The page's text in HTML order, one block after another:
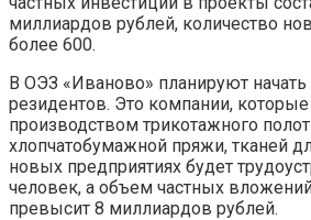
миллиардов рублей, количество
более 600.
В ОЭЗ «Иваново» планируют начать
резидентов. Это компании,
производством трикотажного
хлопчатобумажной пряжи, тканей
новых предприятиях будет
человек, а объем частных
превысит 8 миллиардов рублей.